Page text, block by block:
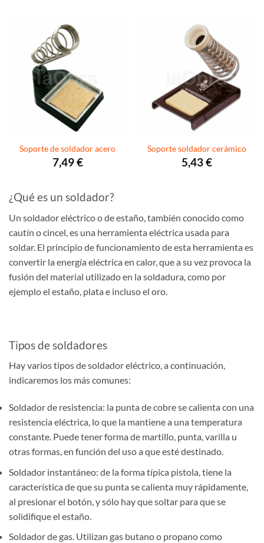
Soporte de soldador acero
7,49€
Soporte soldador cerámico
5,43€
¿Qué es un soldador?
Un soldador eléctrico o de estaño, también conocido como
cautín o cincel, es una herramienta eléctrica usada para
soldar. El principio de funcionamiento de esta herramienta es
convertir la energía eléctrica en calor, que a su vez provoca la
fusión del material utilizado en la soldadura, como por
ejemplo el estaño, plata e incluso el oro.
Tipos de soldadores
Hay varios tipos de soldador eléctrico, a continuación,
indicaremos los más comunes:
Soldador de resistencia: la punta de cobre se calienta con una
resistencia eléctrica, lo que la mantiene a una temperatura
constante. Puede tener forma de martillo, punta, varilla u
otras formas, en función del uso a que esté destinado.
Soldador instantáneo: de la forma típica pistola, tiene la
característica de que su punta se calienta muy rápidamente,
al presionar el botón, y sólo hay que soltar para que se
solidifique el estaño.
Soldador de gas. Utilizan gas butano o propano como